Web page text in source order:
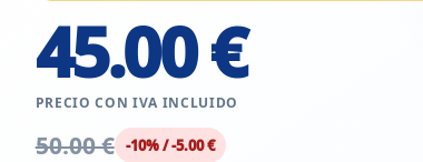
45.00 €
PRECIO CON IVA INCLUIDO
50.00 € -10% / -5.00 €